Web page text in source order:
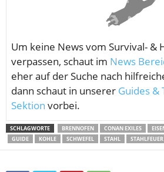
Um keine News vom Survival- &
verpassen, schaut im News
eher auf der Suche nach
dann schaut in unserer Guides &
Sektion vorbei.
SCHLAGWORTE BRENNOFEN CONAN EXILES
GUIDE
KOHLE SCHWEFEL STAHL STAHLFEUER